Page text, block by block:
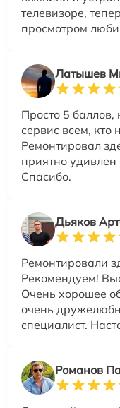
телевизоре,
просмотром
Латышев
Просто 5
сервис всем, кто
Ремонтировал
приятно
Спасибо.
Дьяков
Ремонтировали
Рекомендуем!
Очень хорошее
очень
специалист.
Романов